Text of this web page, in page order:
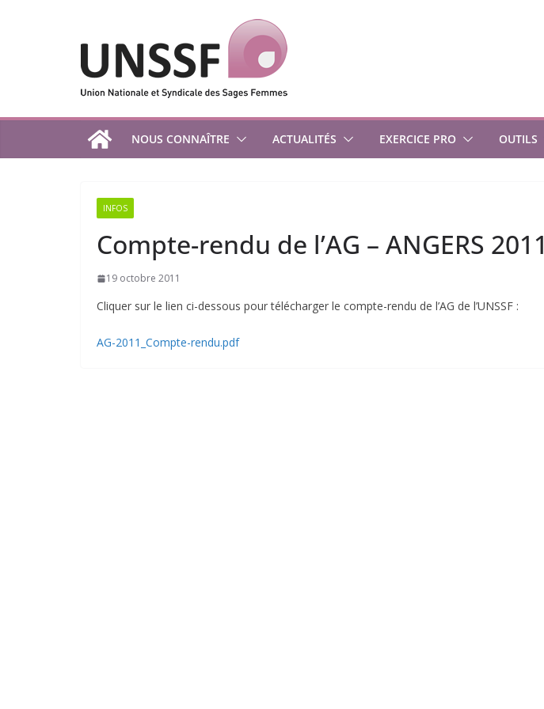
NOUS CONNAÎTRE ACTUALITÉS EXERCICE PRO OUTILS
INFOS
Compte-rendu de l’AG – ANGERS 2011
19 octobre 2011
Cliquer sur le lien ci-dessous pour télécharger le compte-rendu de l’AG de l’UNSSF :
AG-2011_Compte-rendu.pdf